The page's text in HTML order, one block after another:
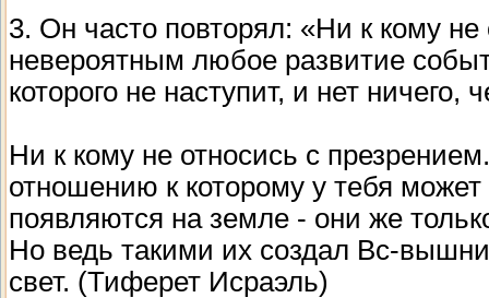
3. Он часто повторял: «Ни к кому
невероятным любое развитие
которого не наступит, и нет
Ни к кому не относись с
отношению к которому у тебя
появляются на земле - они же
Но ведь такими их создал Вс-
свет. (Тиферет Исраэль)